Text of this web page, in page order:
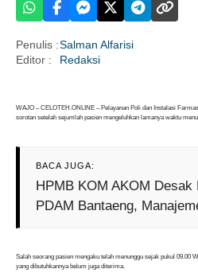
Penulis :Salman Alfarisi
Editor :
Redaksi
WAJO – CELOTEH.ONLINE – Pelayanan Poli dan Instalasi
sorotan setelah sejumlah pasien mengeluhkan lamanya waktu
BACA JUGA:
HPMB KOM AKOM
PDAM Bantaeng,
Salah seorang pasien mengaku telah menunggu sejak pukul 09.00
yang dibutuhkannya belum juga diterima.